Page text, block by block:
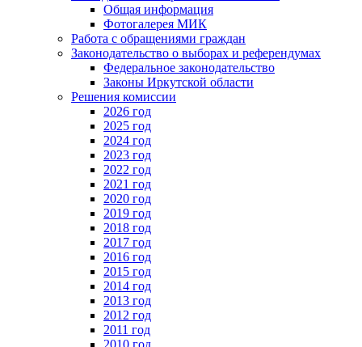
Общая информация
Фотогалерея МИК
Работа с обращениями граждан
Законодательство о выборах и референдумах
Федеральное законодательство
Законы Иркутской области
Решения комиссии
2026 год
2025 год
2024 год
2023 год
2022 год
2021 год
2020 год
2019 год
2018 год
2017 год
2016 год
2015 год
2014 год
2013 год
2012 год
2011 год
2010 год